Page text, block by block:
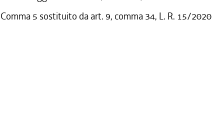
Comma 5 sostituito da art. 9, comma 34, L. R. 15/2020